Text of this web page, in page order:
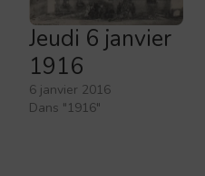
Jeudi 6 janvier
1916
6 janvier 2016
Dans "1916"